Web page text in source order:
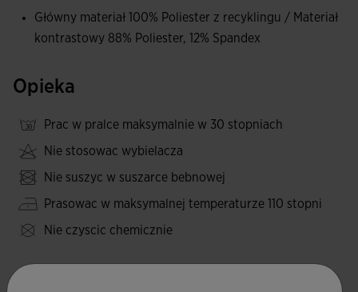
Główny materiał 100% Poliester z recyklingu / Materiał
kontrastowy 88% Poliester, 12% Spandex
Opieka
Prac w pralce maksymalnie w 30 stopniach
Nie stosowac wybielacza
Nie suszyc w suszarce bebnowej
Prasowac w maksymalnej temperaturze 110 stopni
Nie czyscic chemicznie